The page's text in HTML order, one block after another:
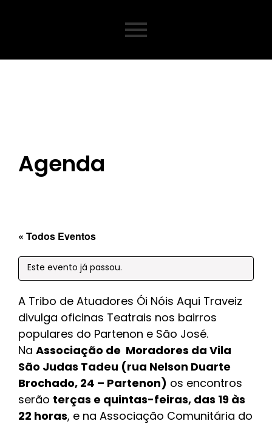
Agenda
« Todos Eventos
Este evento já passou.
A Tribo de Atuadores Ói Nóis Aqui Traveiz
divulga oficinas Teatrais nos bairros
populares do Partenon e São José.
Na Associação de Moradores da Vila
São Judas Tadeu (rua Nelson Duarte
Brochado, 24 – Partenon) os encontros
serão terças e quintas-feiras, das 19 às
22 horas, e na Associação Comunitária do